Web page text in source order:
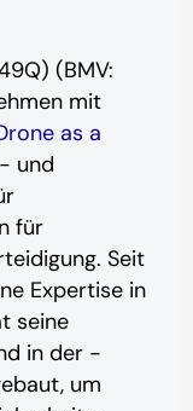
(BMV:
mit
as a
und
für
Seit
Expertise in
seine
in der -
um